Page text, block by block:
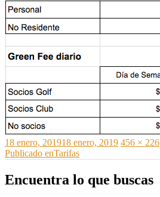
Publicado
el
18 enero, 201918 enero, 2019 Tamaño
456 × 226
Navegación
de
entradas
Publicado enTarifas
Encuentra lo que buscas